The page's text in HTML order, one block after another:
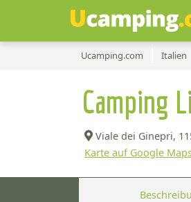
Ucamping.com Italien
Camping
Viale dei Ginepri,
Karte auf Google